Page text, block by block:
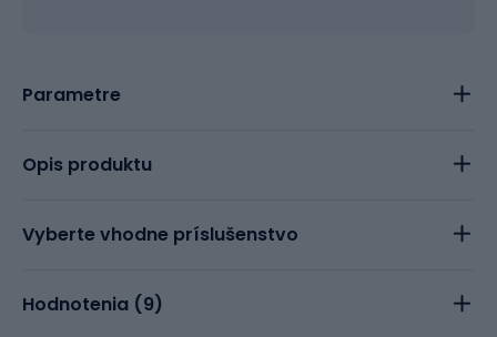
Parametre
Opis produktu
Vyberte vhodne príslušenstvo
Hodnotenia (9)